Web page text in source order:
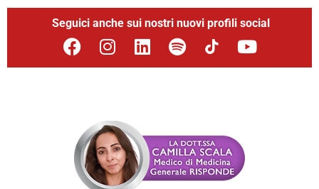
Seguici anche sui nostri nuovi profili social